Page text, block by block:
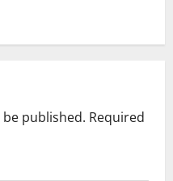
published. Required